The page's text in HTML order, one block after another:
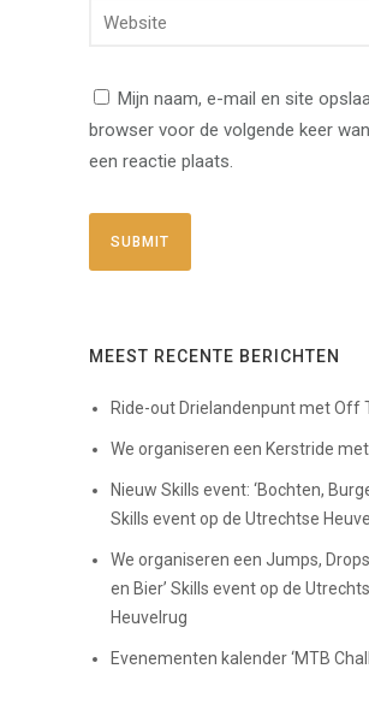
Mijn naam, e-mail en site
browser voor de volgende keer
een reactie plaats.
MEEST RECENTE BERICHTEN
Ride-out Drielandenpunt met Off
We organiseren een Kerstride
Nieuw Skills event: ‘Bochten,
Skills event op de Utrechtse
We organiseren een Jumps,
en Bier’ Skills event op de
Heuvelrug
Evenementen kalender ‘MTB